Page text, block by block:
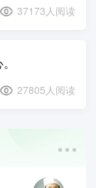
37173人阅读
27805人阅读